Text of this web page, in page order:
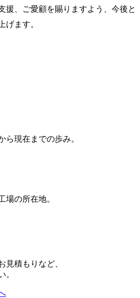
援、ご愛顧を賜りますよう、今後と
げます。
ら現在までの歩み。
場の所在地。
見積もりなど、
。